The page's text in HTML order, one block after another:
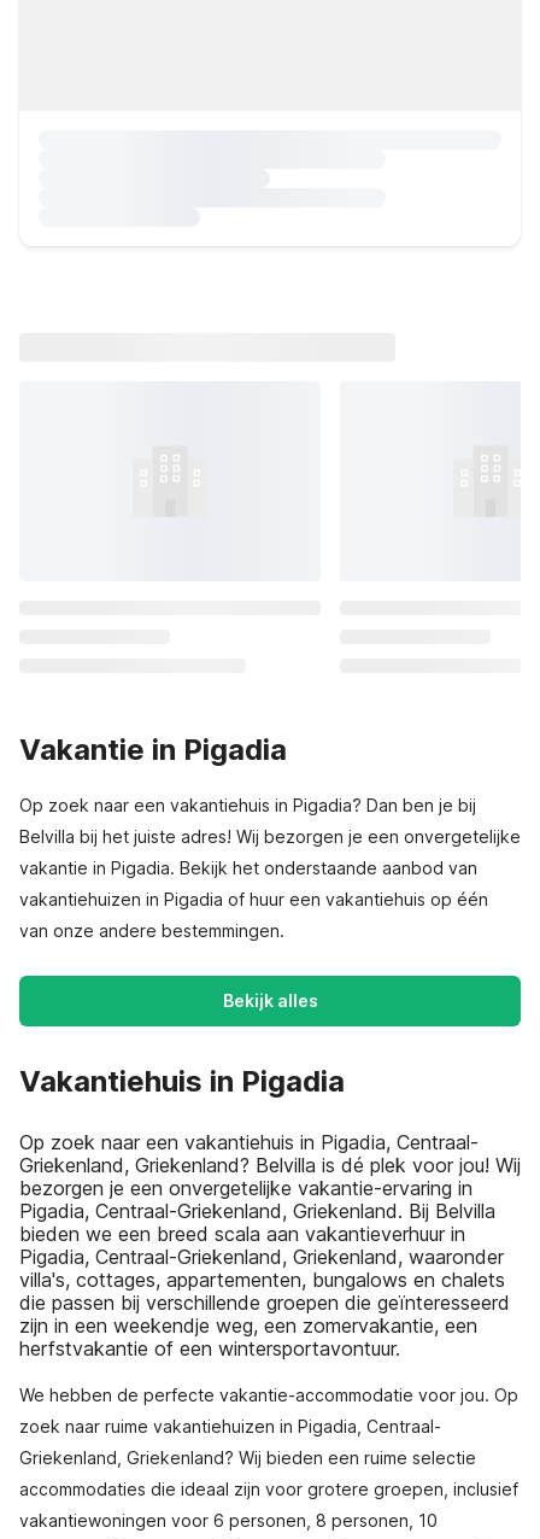
Vakantie in Pigadia
Op zoek naar een vakantiehuis in Pigadia? Dan ben je bij
Belvilla bij het juiste adres! Wij bezorgen je een onvergetelijke
vakantie in Pigadia. Bekijk het onderstaande aanbod van
vakantiehuizen in Pigadia of huur een vakantiehuis op één
van onze andere bestemmingen.
Bekijk alles
Vakantiehuis in Pigadia
Op zoek naar een vakantiehuis in Pigadia, Centraal-
Griekenland, Griekenland? Belvilla is dé plek voor jou! Wij
bezorgen je een onvergetelijke vakantie-ervaring in
Pigadia, Centraal-Griekenland, Griekenland. Bij Belvilla
bieden we een breed scala aan vakantieverhuur in
Pigadia, Centraal-Griekenland, Griekenland, waaronder
villa's, cottages, appartementen, bungalows en chalets
die passen bij verschillende groepen die geïnteresseerd
zijn in een weekendje weg, een zomervakantie, een
herfstvakantie of een wintersportavontuur.
We hebben de perfecte vakantie-accommodatie voor jou. Op
zoek naar ruime vakantiehuizen in Pigadia, Centraal-
Griekenland, Griekenland? Wij bieden een ruime selectie
accommodaties die ideaal zijn voor grotere groepen, inclusief
vakantiewoningen voor 6 personen, 8 personen, 10